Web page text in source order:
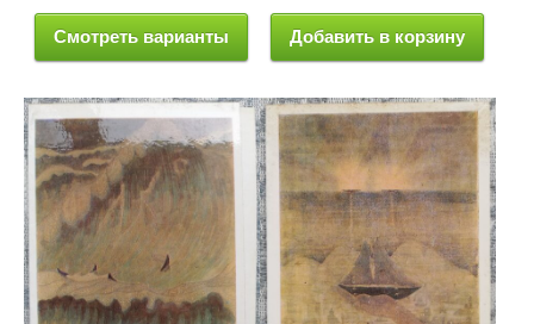
Смотреть варианты Добавить в корзину